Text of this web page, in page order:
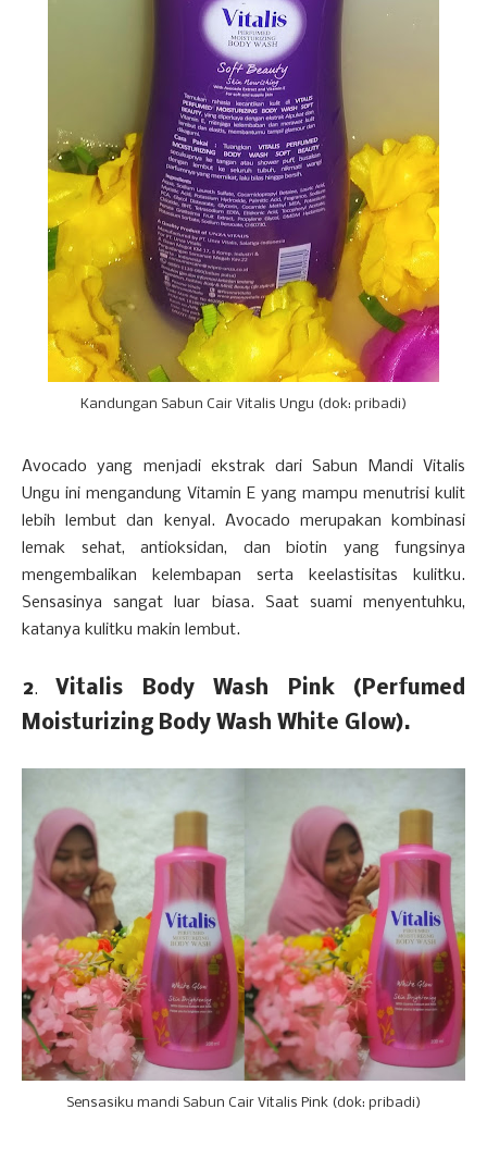
Kandungan Sabun Cair Vitalis Ungu (dok: pribadi)
Avocado yang menjadi ekstrak dari Sabun Mandi Vitalis
Ungu ini mengandung Vitamin E yang mampu menutrisi kulit
lebih lembut dan kenyal. Avocado merupakan kombinasi
lemak sehat, antioksidan, dan biotin yang fungsinya
mengembalikan kelembapan serta keelastisitas kulitku.
Sensasinya sangat luar biasa. Saat suami menyentuhku,
katanya kulitku makin lembut.
2. Vitalis Body Wash Pink (Perfumed
Moisturizing Body Wash White Glow).
Sensasiku mandi Sabun Cair Vitalis Pink (dok: pribadi)